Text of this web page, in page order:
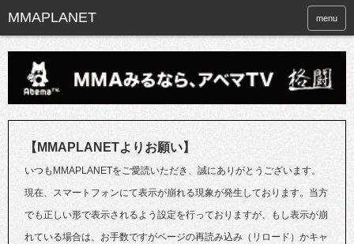
menu
【MMAPLANETよりお願い】
いつもMMAPLANETをご愛読いただき、誠にありがとうございます。
現在、スマートフォンにて表示が崩れる現象が発生しております。当方
でも正しい形で表示されるよう設定を行っておりますが、もし表示が崩
れている場合は、お手数ですがページの再読み込み（リロード）かキャ